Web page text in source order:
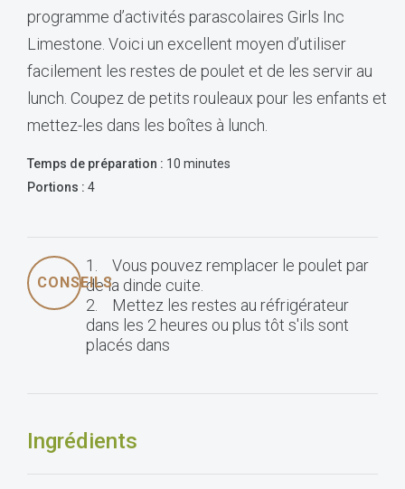
programme d’activités parascolaires Girls Inc
Limestone. Voici un excellent moyen d’utiliser
facilement les restes de poulet et de les servir au
lunch. Coupez de petits rouleaux pour les enfants et
mettez-les dans les boîtes à lunch.
Temps de préparation : 10 minutes
Portions : 4
CONSEILS
1. Vous pouvez remplacer le poulet par
de la dinde cuite.
2. Mettez les restes au réfrigérateur
dans les 2 heures ou plus tôt s'ils sont
placés dans
Ingrédients